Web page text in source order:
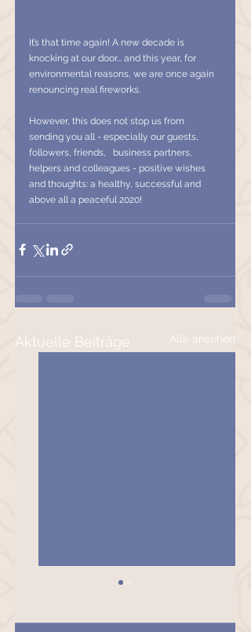
It’s that time again! A new decade is
knocking at our door... and this year, for
environmental reasons, we are once again
renouncing real fireworks.
However, this does not stop us from
sending you all - especially our guests,
followers, friends,   business partners,
helpers and colleagues - positive wishes
and thoughts: a healthy, successful and
above all a peaceful 2020!
Aktuelle Beiträge Alle ansehen